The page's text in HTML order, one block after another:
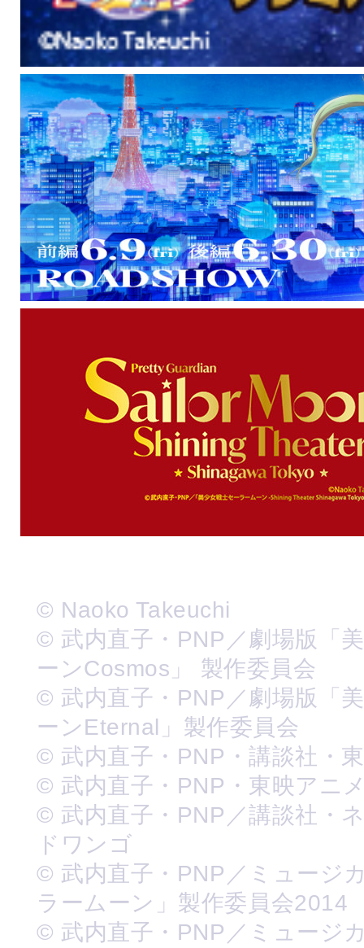
© Naoko Takeuchi
© 武内直子・PNP／劇場版「
ーンCosmos」 製作委員会
© 武内直子・PNP／劇場版「
ーンEternal」製作委員会
© 武内直子・PNP・講談社・
© 武内直子・PNP・東映アニ
© 武内直子・PNP／講談社・
ドワンゴ
© 武内直子・PNP／ミュージ
ラームーン」製作委員会2014
© 武内直子・PNP／ミュージ